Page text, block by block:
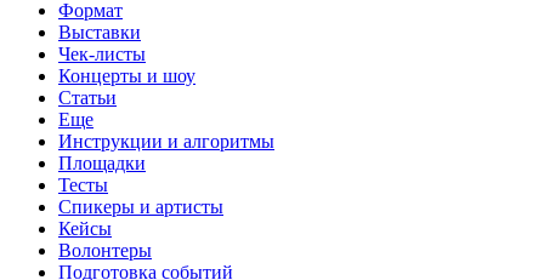
Формат
Выставки
Чек-листы
Концерты и шоу
Статьи
Еще
Инструкции и алгоритмы
Площадки
Тесты
Спикеры и артисты
Кейсы
Волонтеры
Подготовка событий